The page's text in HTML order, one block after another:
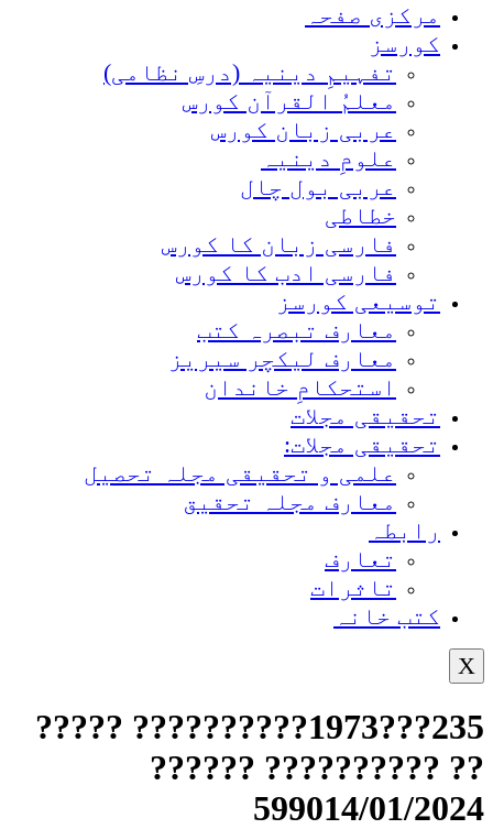
مرکزی صفحہ
کورسز
تفہیمِ دینیہ (درسِ نظامی)
معلمُ القرآن کورس
عربی زبان کورس
علومِ دینیہ
عربی بول چال
خطاطی
فارسی زبان کا کورس
فارسی ادب کا کورس
توسیعی کورسز
معارف تبصرہ کتب
معارف لیکچر سیریز
استحکامِ خاندان
تحقیقی مجلات
تحقیقی مجلات:
علمی و تحقیقی مجلہ تحصیل
معارف مجلہ تحقیق
رابطہ
تعارف
تاثرات
کتب خانہ
X
235???1973?????????? ?????
?? ?????????? ??????
599014/01/2024